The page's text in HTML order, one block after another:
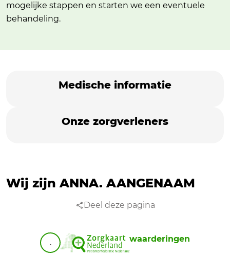
mogelijke stappen en starten we een eventuele
behandeling.
Medische informatie
Onze zorgverleners
Wij zijn ANNA.AANGENAAM
Deel deze pagina
. waarderingen